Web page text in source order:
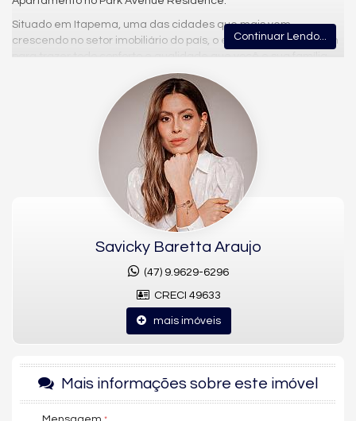
Situado em Itapema, uma das cidades que mais vem
crescendo no setor imobiliário do país, o empreendimento vem
para trazer todo conforto e qualidade que você e sua família
A 150 metros do mar o empreendimento traz uma
Infraestrutura completa de serviços com mais de 2 mil m² de
O apartamento possui 134m² distribuídos em 4 dormitórios
sendo 2 suítes e 2 demi-suítes, mais um amplo living integrado
com sacada com churrasqueira à carvão.
Agende uma visita e conheça este lindo projeto.
*Os valores estão sujeitos a alteração sem aviso prévio.
Características do Imóvel
Acabamento em Gesso
Fechadura Eletrônica
Área de Serviço
Living
Sacada com Churrasqueira
Sala de Estar
Continuar Lendo...
Savicky Baretta Araujo
(47) 9.9629-6296
CRECI 49633
mais imóveis
Mais informações sobre este imóvel